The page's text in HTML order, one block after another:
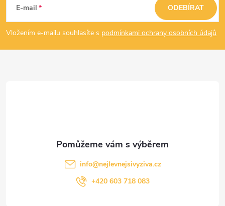
p
a
E-mail
Vložením e-mailu souhlasíte s podmínkami ochrany osobních údajů
ODEBÍRAT
info@nejlevnejsivyziva.cz
+420 603 718 083